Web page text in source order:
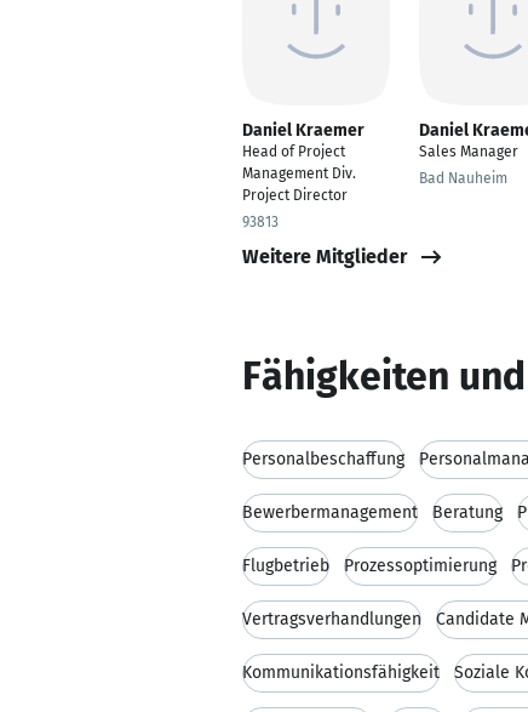
Daniel Kraemer
Head of Project
Management Div.
Project Director
93813
Daniel
Sales Manager
Bad Nauheim
Weitere Mitglieder
Fähigkeiten
Personalbeschaffung
Bewerbermanagement Beratung
Flugbetrieb Prozessoptimierung
Vertragsverhandlungen Candidate
Kommunikationsfähigkeit Soziale